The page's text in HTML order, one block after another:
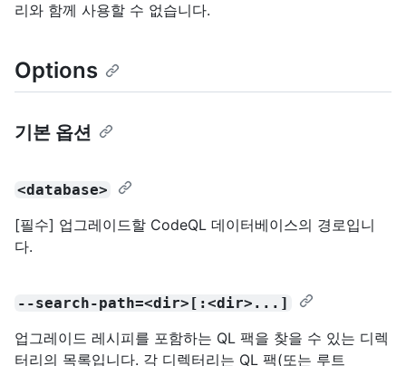
리와 함께 사용할 수 없습니다.
Options
기본 옵션
<database>
[필수] 업그레이드할 CodeQL 데이터베이스의 경로입니
다.
--search-path=<dir>[:<dir>...]
업그레이드 레시피를 포함하는 QL 팩을 찾을 수 있는 디렉
터리의 목록입니다. 각 디렉터리는 QL 팩(또는 루트